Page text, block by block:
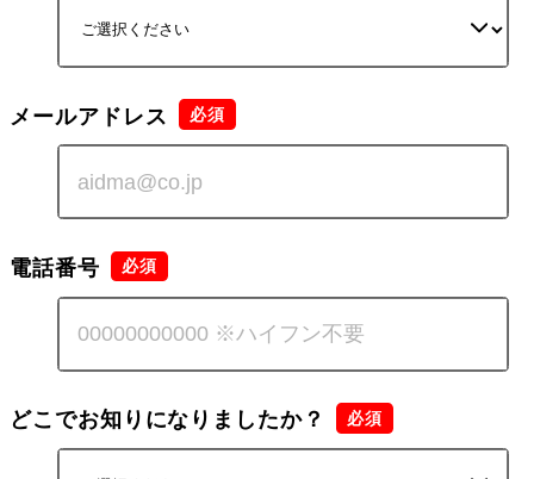
メールアドレス
電話番号
どこでお知りになりましたか？